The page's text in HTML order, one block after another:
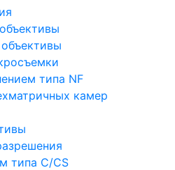
типа NF
камер
типа C/CS